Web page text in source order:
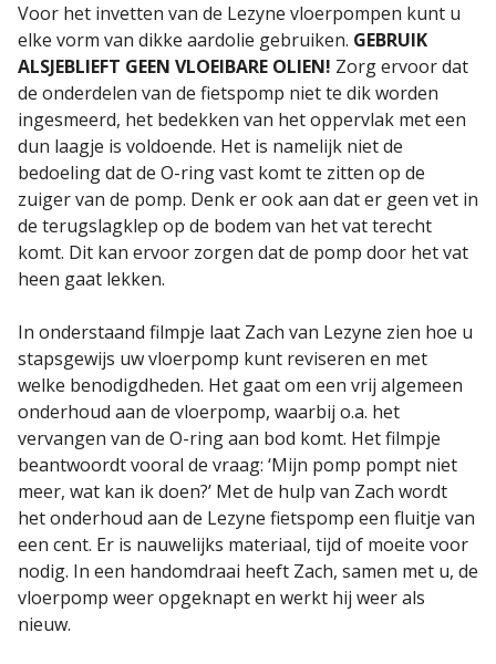
Voor het invetten van de Lezyne vloerpompen kunt u
elke vorm van dikke aardolie gebruiken. GEBRUIK
ALSJEBLIEFT GEEN VLOEIBARE OLIEN! Zorg ervoor dat
de onderdelen van de fietspomp niet te dik worden
ingesmeerd, het bedekken van het oppervlak met een
dun laagje is voldoende. Het is namelijk niet de
bedoeling dat de O-ring vast komt te zitten op de
zuiger van de pomp. Denk er ook aan dat er geen vet in
de terugslagklep op de bodem van het vat terecht
komt. Dit kan ervoor zorgen dat de pomp door het vat
heen gaat lekken.
In onderstaand filmpje laat Zach van Lezyne zien hoe u
stapsgewijs uw vloerpomp kunt reviseren en met
welke benodigdheden. Het gaat om een vrij algemeen
onderhoud aan de vloerpomp, waarbij o.a. het
vervangen van de O-ring aan bod komt. Het filmpje
beantwoordt vooral de vraag: ‘Mijn pomp pompt niet
meer, wat kan ik doen?’ Met de hulp van Zach wordt
het onderhoud aan de Lezyne fietspomp een fluitje van
een cent. Er is nauwelijks materiaal, tijd of moeite voor
nodig. In een handomdraai heeft Zach, samen met u, de
vloerpomp weer opgeknapt en werkt hij weer als
nieuw.